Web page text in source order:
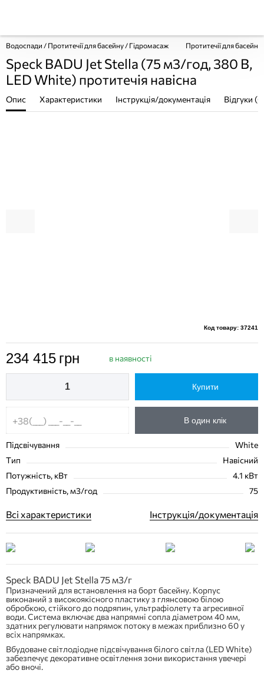
Водоспади / Протитечії для басейну / Гідромасаж Протитечії для басейнів
Speck BADU Jet Stella (75 м3/год, 380 В,
LED White) протитечія навісна
Опис Характеристики Інструкція/документація Відгуки
Код товару: 37241
234 415 грн в наявності
Купити
В один клік
Підсвічування
White
Тип
Навісний
Потужність, кВт
4.1 кВт
Продуктивність, м3/год
75
Всі характеристики Інструкція/документація
Speck BADU Jet Stella 75 м3/г
Призначений для встановлення на борт басейну. Корпус
виконаний з високоякісного пластику з глянсовою білою
обробкою, стійкого до подряпин, ультрафіолету та агресивної
води. Система включає два напрямні сопла діаметром 40 мм,
здатних регулювати напрямок потоку в межах приблизно 60 у
всіх напрямках.
Вбудоване світлодіодне підсвічування білого світла (LED White)
забезпечує декоративне освітлення зони використання увечері
або вночі.